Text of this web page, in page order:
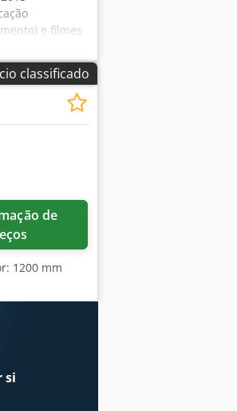
e filmes
furos
classificado
Solicitar mais imagens
1200 mm
si